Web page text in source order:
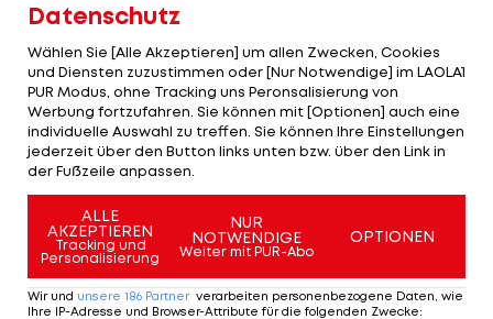
Finanz-Kollaps: Ex-Klub von Markus
Schopp droht das Aus
International 6
Datenschutz
Wählen Sie [Alle Akzeptieren] um allen Zwecken, Cookies
und Diensten zuzustimmen oder [Nur Notwendige] im LAOLA1
PUR Modus, ohne Tracking uns Peronsalisierung von
Werbung fortzufahren. Sie können mit [Optionen] auch eine
individuelle Auswahl zu treffen. Sie können Ihre Einstellungen
jederzeit über den Button links unten bzw. über den Link in
der Fußzeile anpassen.
ALLE
AKZEPTIEREN
Tracking und
Personalisierung
NUR
NOTWENDIGE
Weiter mit PUR-Abo
OPTIONEN
Wir und unsere 186 Partner verarbeiten personenbezogene Daten, wie
Ihre IP-Adresse und Browser-Attribute für die folgenden Zwecke: